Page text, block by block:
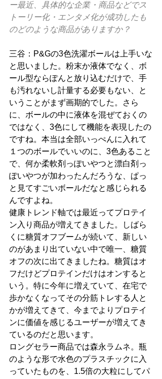
ー最近、具体的な企業・商品などでス
トーリー化・エンタメ化が成功したも
のどのような商品がありますか？
三谷：P&Gの3色洗濯ボールは上手いな
と思いました。粉末か液体でなく、ボ
ール型ならぽんと放り込むだけで、手
も汚れないし計量する必要もない、と
いうことがまず画期的でした。さら
に、ボールの中に液体を混ぜておくの
ではなく、3色にして機能を表現したの
ですね。本当は全部いっぺんに入れて
１つのボールでいいのに、3色あること
で、何か柔軟剤っぽいやつと漂白剤っ
ぽいやつが加わったんだろうな、ぱっ
と見てすごいボールだなと感じられる
んですよね。
健康トレンド軸では最近ってプロテイ
ン入り商品が増えてきました。しばら
くに糖質オフブームが続いて、新しい
のがあまり出ていない中で唯一、糖質
オフの次に出てきましたね。糖質はオ
フだけどプロテインだけはオンすると
いう。特に今年に増えていて、在宅で
歩かなくなってその分筋トレする人と
かが増えてきて、今までよりプロテイ
ンに価値を感じるユーザーが増えてき
ているのだと思います。
ロングセラー商品では森永ラムネ。瓶
のような形で水色のプラスチックに入
っていたものを、1.5倍の大粒にしてパ